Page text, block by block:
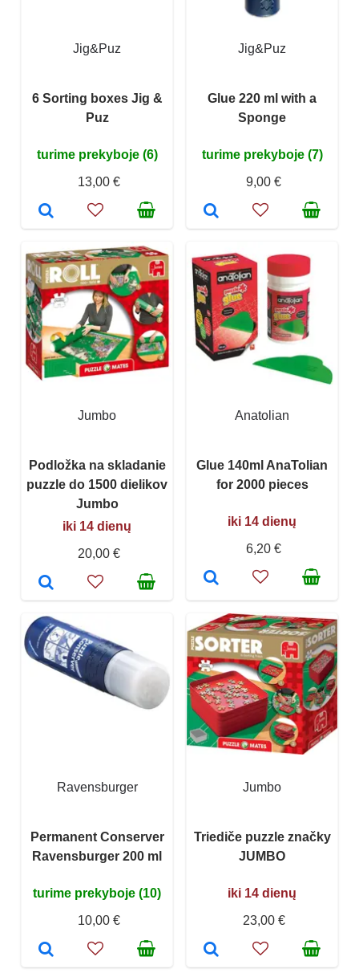
Jig&Puz
6 Sorting boxes Jig &
Puz
turime prekyboje (6)
13,00 €
Jig&Puz
Glue 220 ml with a
Sponge
turime prekyboje (7)
9,00 €
Jumbo
Podložka na skladanie
puzzle do 1500 dielikov
Jumbo
iki 14 dienų
20,00 €
Anatolian
Glue 140ml AnaTolian
for 2000 pieces
iki 14 dienų
6,20 €
Ravensburger
Permanent Conserver
Ravensburger 200 ml
turime prekyboje (10)
10,00 €
Jumbo
Triediče puzzle značky
JUMBO
iki 14 dienų
23,00 €